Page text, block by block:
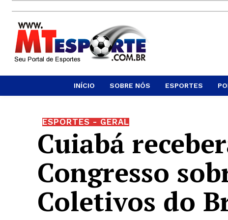
INÍCIO SOBRE NÓS ESPORTES
ESPORTES - GERAL
Cuiabá
Congresso
Coletivos do